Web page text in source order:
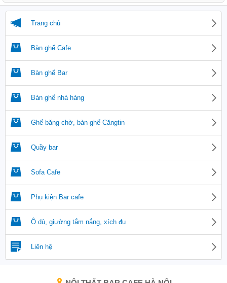
Trang chủ
Bàn ghế Cafe
Bàn ghế Bar
Bàn ghế nhà hàng
Ghế băng chờ, bàn ghế Căngtin
Quầy bar
Sofa Cafe
Phụ kiện Bar cafe
Ô dù, giường tắm nắng, xích đu
Liên hệ